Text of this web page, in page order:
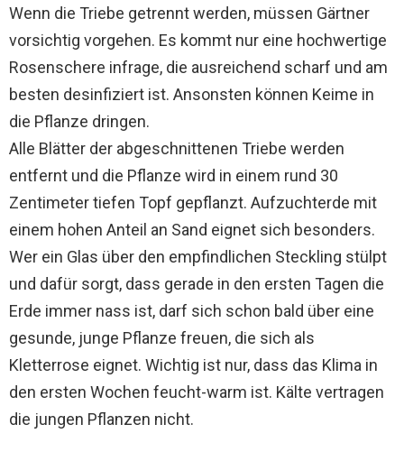
Wenn die Triebe getrennt werden, müssen Gärtner
vorsichtig vorgehen. Es kommt nur eine hochwertige
Rosenschere infrage, die ausreichend scharf und am
besten desinfiziert ist. Ansonsten können Keime in
die Pflanze dringen.
Alle Blätter der abgeschnittenen Triebe werden
entfernt und die Pflanze wird in einem rund 30
Zentimeter tiefen Topf gepflanzt. Aufzuchterde mit
einem hohen Anteil an Sand eignet sich besonders.
Wer ein Glas über den empfindlichen Steckling stülpt
und dafür sorgt, dass gerade in den ersten Tagen die
Erde immer nass ist, darf sich schon bald über eine
gesunde, junge Pflanze freuen, die sich als
Kletterrose eignet. Wichtig ist nur, dass das Klima in
den ersten Wochen feucht-warm ist. Kälte vertragen
die jungen Pflanzen nicht.